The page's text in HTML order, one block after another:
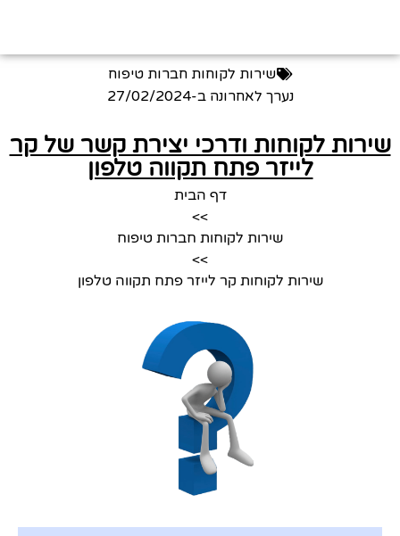
שירות לקוחות חברות טיפוח
נערך לאחרונה ב-27/02/2024
שירות לקוחות ודרכי יצירת קשר של קר
לייזר פתח תקווה טלפון
דף הבית
>>
שירות לקוחות חברות טיפוח
>>
שירות לקוחות קר לייזר פתח תקווה טלפון